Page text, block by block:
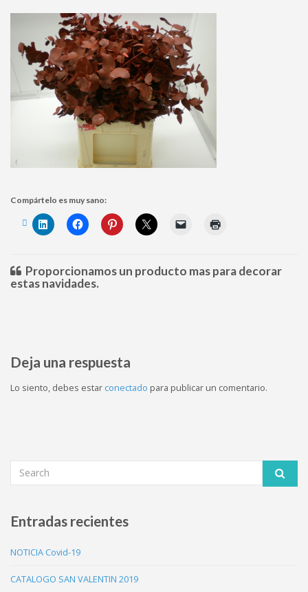
Compártelo es muy sano:
Proporcionamos un producto mas para decorar
estas navidades.
Deja una respuesta
Lo siento, debes estar conectado para publicar un comentario.
Entradas recientes
NOTICIA Covid-19
CATALOGO SAN VALENTIN 2019